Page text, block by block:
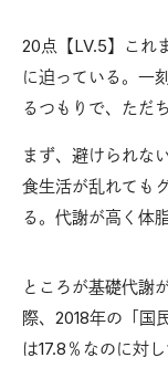
20点【LV.5】これ
に迫っている。一
るつもりで、ただ
まず、避けられな
食生活が乱れても
る。代謝が高く体
ところが基礎代謝
際、2018年の「国
は17.8％なのに対